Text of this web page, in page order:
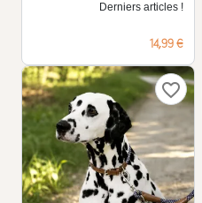
Derniers articles !
Prix
14,99 €
favorite_border